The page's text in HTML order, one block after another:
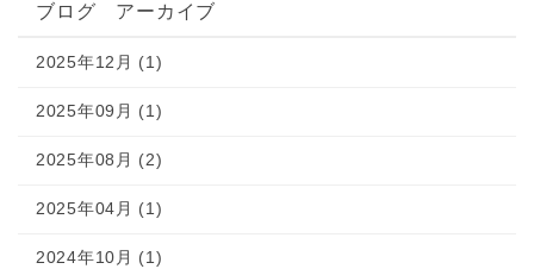
ブログ アーカイブ
2025年12月 (1)
2025年09月 (1)
2025年08月 (2)
2025年04月 (1)
2024年10月 (1)